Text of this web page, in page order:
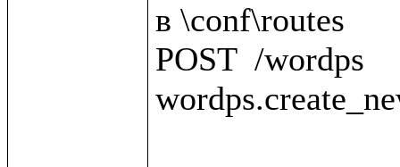
в \conf\routes
POST  /wordps